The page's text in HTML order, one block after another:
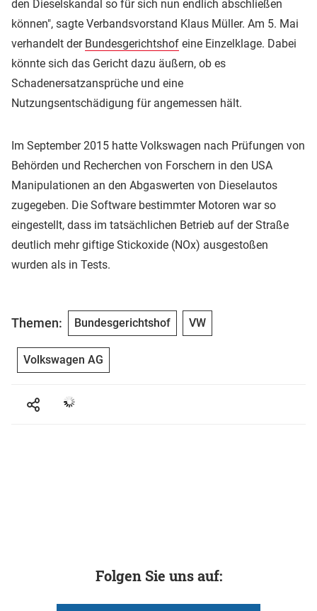
den Dieselskandal so für sich nun endlich abschließen
können", sagte Verbandsvorstand Klaus Müller. Am 5. Mai
verhandelt der Bundesgerichtshof eine Einzelklage. Dabei
könnte sich das Gericht dazu äußern, ob es
Schadenersatzansprüche und eine
Nutzungsentschädigung für angemessen hält.
Im September 2015 hatte Volkswagen nach Prüfungen von
Behörden und Recherchen von Forschern in den USA
Manipulationen an den Abgaswerten von Dieselautos
zugegeben. Die Software bestimmter Motoren war so
eingestellt, dass im tatsächlichen Betrieb auf der Straße
deutlich mehr giftige Stickoxide (NOx) ausgestoßen
wurden als in Tests.
Themen: Bundesgerichtshof VW
Volkswagen AG
Folgen Sie uns auf: